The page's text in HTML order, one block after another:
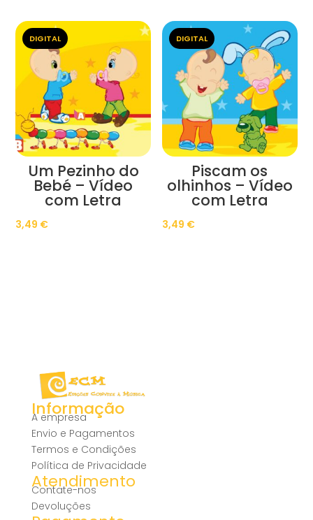
DIGITAL
Um Pezinho do
Bebé – Vídeo
com Letra
3,49 €
DIGITAL
Piscam os
olhinhos – Vídeo
com Letra
3,49 €
Informação
A empresa
Envio e Pagamentos
Termos e Condições
Política de Privacidade
Atendimento
Contate-nos
Devoluções